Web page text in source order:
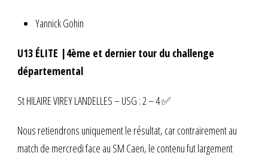
Yannick Gohin
U13 ÉLITE |4ème et dernier tour du challenge
départemental
St HILAIRE VIREY LANDELLES – USG : 2 – 4 ✅
Nous retiendrons uniquement le résultat, car contrairement au
match de mercredi face au SM Caen, le contenu fut largement